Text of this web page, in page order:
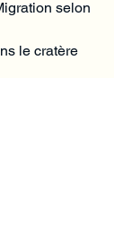
selon
le cratère